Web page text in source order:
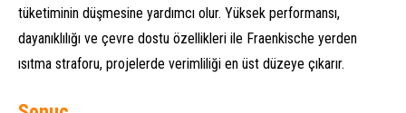
tüketiminin düşmesine yardımcı olur. Yüksek performansı,
dayanıklılığı ve çevre dostu özellikleri ile Fraenkische yerden
ısıtma straforu, projelerde verimliliği en üst düzeye çıkarır.
Deha Enerji